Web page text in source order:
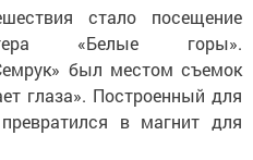
стало посещение
«Белые горы».
» был местом съемок
глаза». Построенный для
превратился в магнит для